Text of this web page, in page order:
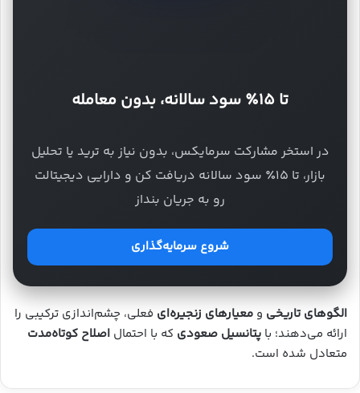
تا ۱۵٪ سود سالانه، بدون معامله
در استخر مشارکت سرمایکس، بدون نیاز به ترید یا تحلیل
بازار، تا ۱۵٪ سود سالانه دریافت کن و دارایی دیجیتالت
رو به جریان بنداز
شروع سرمایه‌گذاری
الگوهای تاریخی و معیارهای زنجیره‌ای فعلی، چشم‌اندازی ترکیبی را
ارائه می‌دهند؛ با پتانسیل صعودی که با احتمال اصلاح کوتاه‌مدت
متعادل شده است.